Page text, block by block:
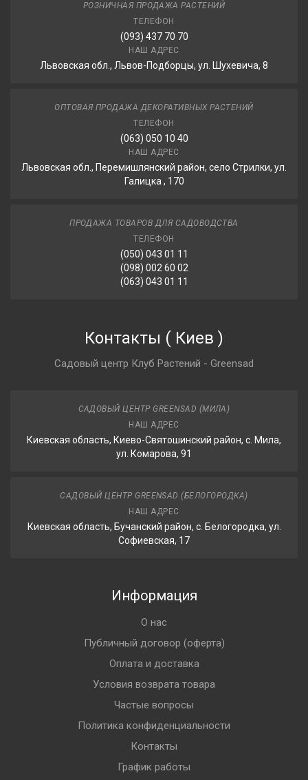
РОЗНИЧНАЯ ПРОДАЖА РАСТЕНИЙ
ТЕЛЕФОН
(093) 437 70 70
НАШ АДРЕС
Львовская обл., Львов-Подборцы, ул. Шухевича, 8
ОПТОВАЯ ПРОДАЖА ДЕКОРАТИВНЫХ РАСТЕНИЙ
ТЕЛЕФОН
(063) 050 10 40
НАШ АДРЕС
Львовская обл., Перемишлянский район, село Стрилки, ул.
Галицка , 170
ПРОДАЖА ТОВАРОВ ДЛЯ САДОВОДСТВА
ТЕЛЕФОН
(050) 043 01 11
(098) 002 60 02
(063) 043 01 11
Контакты ( Киев )
Садовый центр Клуб Растений - Greensad
САДОВЫЙ ЦЕНТР GREENSAD (МИЛА)
НАШ АДРЕС
Киевская область, Киево-Святошинский район, с. Мила,
ул. Комарова, 91
САДОВЫЙ ЦЕНТР GREENSAD (БЕЛОГОРОДКА)
НАШ АДРЕС
Киевская область, Бучанский район, с. Белогородка, ул.
Софиевская, 17
Информация
О нас
Публичный договор (оферта)
Оплата и доставка
Условия возврата товара
Частые вопросы
Политика конфиденциальности
Контакты
График работы